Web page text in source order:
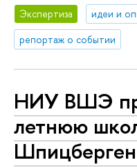
Экспертиза
идеи и
репортаж о событии
НИУ ВШЭ
летнюю